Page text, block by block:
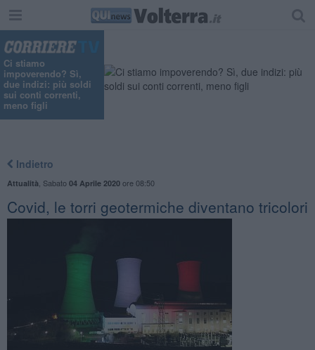
Ci stiamo
impoverendo? Sì,
due indizi: più soldi
sui conti correnti,
meno figli
Indietro
Attualità Sabato 04 Aprile 2020ore 08:50
Covid, le torri geotermiche diventano tricolori